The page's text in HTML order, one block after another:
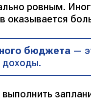
ровным.
оказывается
бюджета—